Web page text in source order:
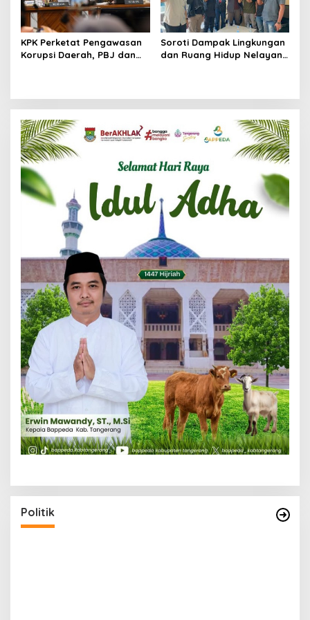
KPK Perketat Pengawasan
Korupsi Daerah, PBJ dan
Soroti Dampak Lingkungan
dan Ruang Hidup Nelayan,
Politik